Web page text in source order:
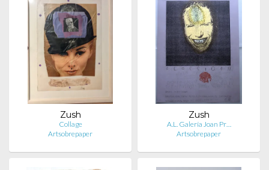
Zush
Collage
Artsobrepaper
Zush
A.L. Galería Joan Pr…
Artsobrepaper